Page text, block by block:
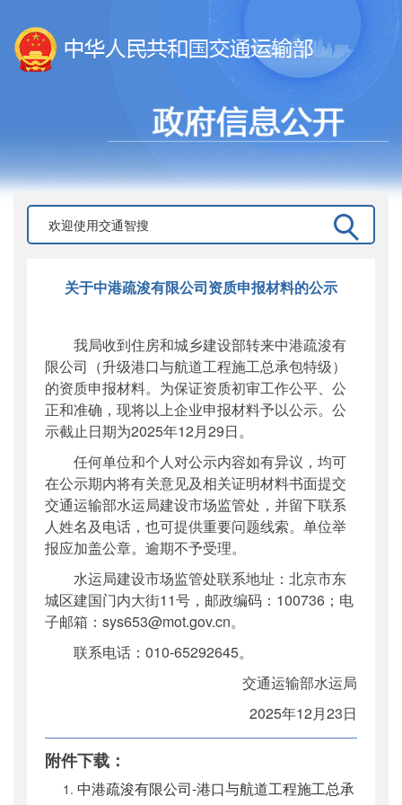
关于中港疏浚有限公司资质申报材料的公示
我局收到住房和城乡建设部转来中港疏浚有
限公司（升级港口与航道工程施工总承包特级）
的资质申报材料。为保证资质初审工作公平、公
正和准确，现将以上企业申报材料予以公示。公
示截止日期为2025年12月29日。
任何单位和个人对公示内容如有异议，均可
在公示期内将有关意见及相关证明材料书面提交
交通运输部水运局建设市场监管处，并留下联系
人姓名及电话，也可提供重要问题线索。单位举
报应加盖公章。逾期不予受理。
水运局建设市场监管处联系地址：北京市东
城区建国门内大街11号，邮政编码：100736；电
子邮箱：sys653@mot.gov.cn。
联系电话：010-65292645。
交通运输部水运局
2025年12月23日
附件下载：
中港疏浚有限公司-港口与航道工程施工总承